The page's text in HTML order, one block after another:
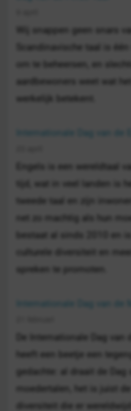
Wij snappen geen snars
Scandinavische taal is
om te beheersen, en
aardbewoners weet wat
werkelijk betekent.
Internationale Dag van de
Engels is een wereldtaal
tijd, wat in veel landen is
tweede taal en zijn
net zo machtig als hun
bestaat al sinds 2010 en
culturele diversiteit en
spreken te promoten.
Internationale Dag van de
De Internationale Dag van
heeft een beetje een
gedachte: al draait de Dag
moedertalen, het is juist
diversiteit die er